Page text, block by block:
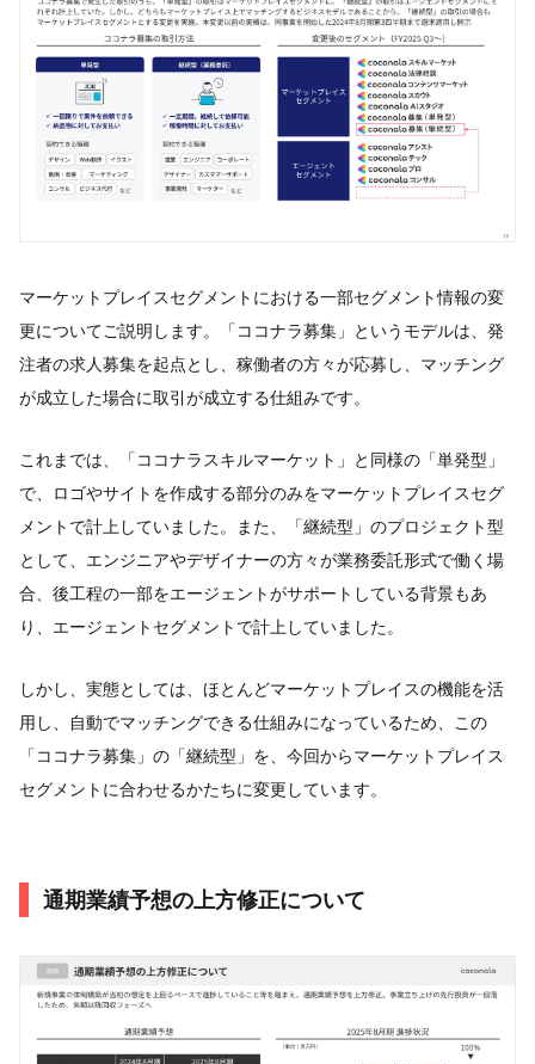
マーケットプレイスセグメントにおける一部セグメント情報の変
更についてご説明します。「ココナラ募集」というモデルは、発
注者の求人募集を起点とし、稼働者の方々が応募し、マッチング
が成立した場合に取引が成立する仕組みです。
これまでは、「ココナラスキルマーケット」と同様の「単発型」
で、ロゴやサイトを作成する部分のみをマーケットプレイスセグ
メントで計上していました。また、「継続型」のプロジェクト型
として、エンジニアやデザイナーの方々が業務委託形式で働く場
合、後工程の一部をエージェントがサポートしている背景もあ
り、エージェントセグメントで計上していました。
しかし、実態としては、ほとんどマーケットプレイスの機能を活
用し、自動でマッチングできる仕組みになっているため、この
「ココナラ募集」の「継続型」を、今回からマーケットプレイス
セグメントに合わせるかたちに変更しています。
通期業績予想の上方修正について